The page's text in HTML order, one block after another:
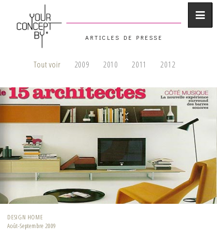
ARTICLES DE PRESSE
Tout voir 2009 2010 2011 2012
DESIGN HOME
Août-Septembre 2009